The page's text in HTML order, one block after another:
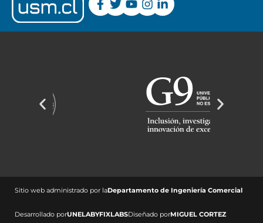
Sitio web administrado por laDepartamento de Ingeniería Comercial ​
Desarrollado porUNELABYFIXLABSDiseñado porMIGUEL CORTEZ